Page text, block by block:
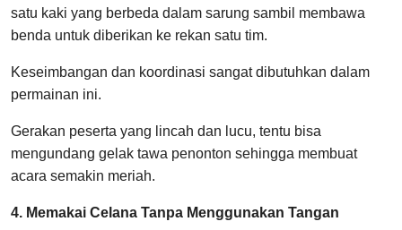
satu kaki yang berbeda dalam sarung sambil membawa
benda untuk diberikan ke rekan satu tim.
Keseimbangan dan koordinasi sangat dibutuhkan dalam
permainan ini.
Gerakan peserta yang lincah dan lucu, tentu bisa
mengundang gelak tawa penonton sehingga membuat
acara semakin meriah.
4. Memakai Celana Tanpa Menggunakan Tangan